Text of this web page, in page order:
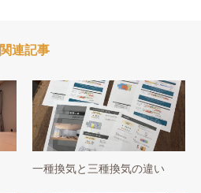
関連記事
一種換気と三種換気の違い